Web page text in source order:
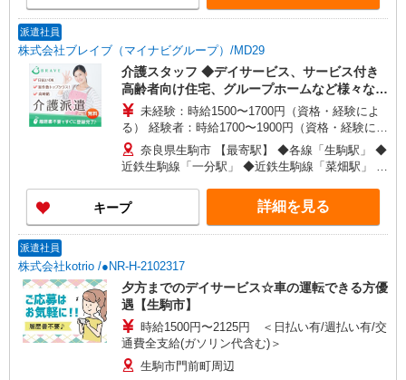
派遣社員
株式会社ブレイブ（マイナビグループ）/MD29
介護スタッフ ◆デイサービス、サービス付き
高齢者向け住宅、グループホームなど様々な勤
務先から選べます。
未経験：時給1500〜1700円（資格・経験によ
る） 経験者：時給1700〜1900円（資格・経験によ
る） ◎月収例 時給1900円×1日8時間×22日（週5
日）＝33万4400円 ◆昇給あり ◆支払い方法 ※日
払い/週払い/月払い対応も可能です。詳しくは面談
時にご相談ください。 ◆交通費：別途全額支給 ※
当社規定あり
奈良県生駒市 【最寄駅】 ◆各線「生駒駅」 ◆
近鉄生駒線「一分駅」 ◆近鉄生駒線「菜畑駅」 ★
キープ 詳細を見る
派遣社員
株式会社kotrio /●NR-H-2102317
夕方までのデイサービス☆車の運転できる方優
遇【生駒市】
時給1500円〜2125円 ＜日払い有/週払い有/交
通費全支給(ガソリン代含む)＞
生駒市門前町周辺